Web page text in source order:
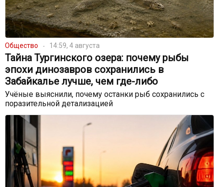
Общество 14:59, 4 августа
Тайна Тургинского озера: почему рыбы
эпохи динозавров сохранились в
Забайкалье лучше, чем где-либо
Учёные выяснили, почему останки рыб сохранились с
поразительной детализацией